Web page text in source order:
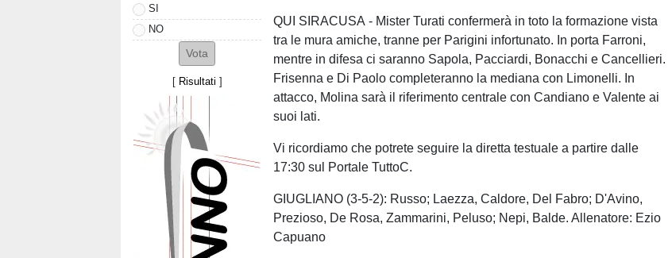
SI
NO
[ Risultati ]
QUI SIRACUSA - Mister Turati confermerà in toto la formazione vista
tra le mura amiche, tranne per Parigini infortunato. In porta Farroni,
mentre in difesa ci saranno Sapola, Pacciardi, Bonacchi e Cancellieri.
Frisenna e Di Paolo completeranno la mediana con Limonelli. In
attacco, Molina sarà il riferimento centrale con Candiano e Valente ai
suoi lati.
Vi ricordiamo che potrete seguire la diretta testuale a partire dalle
17:30 sul Portale TuttoC.
GIUGLIANO (3-5-2): Russo; Laezza, Caldore, Del Fabro; D'Avino,
Prezioso, De Rosa, Zammarini, Peluso; Nepi, Balde. Allenatore: Ezio
Capuano